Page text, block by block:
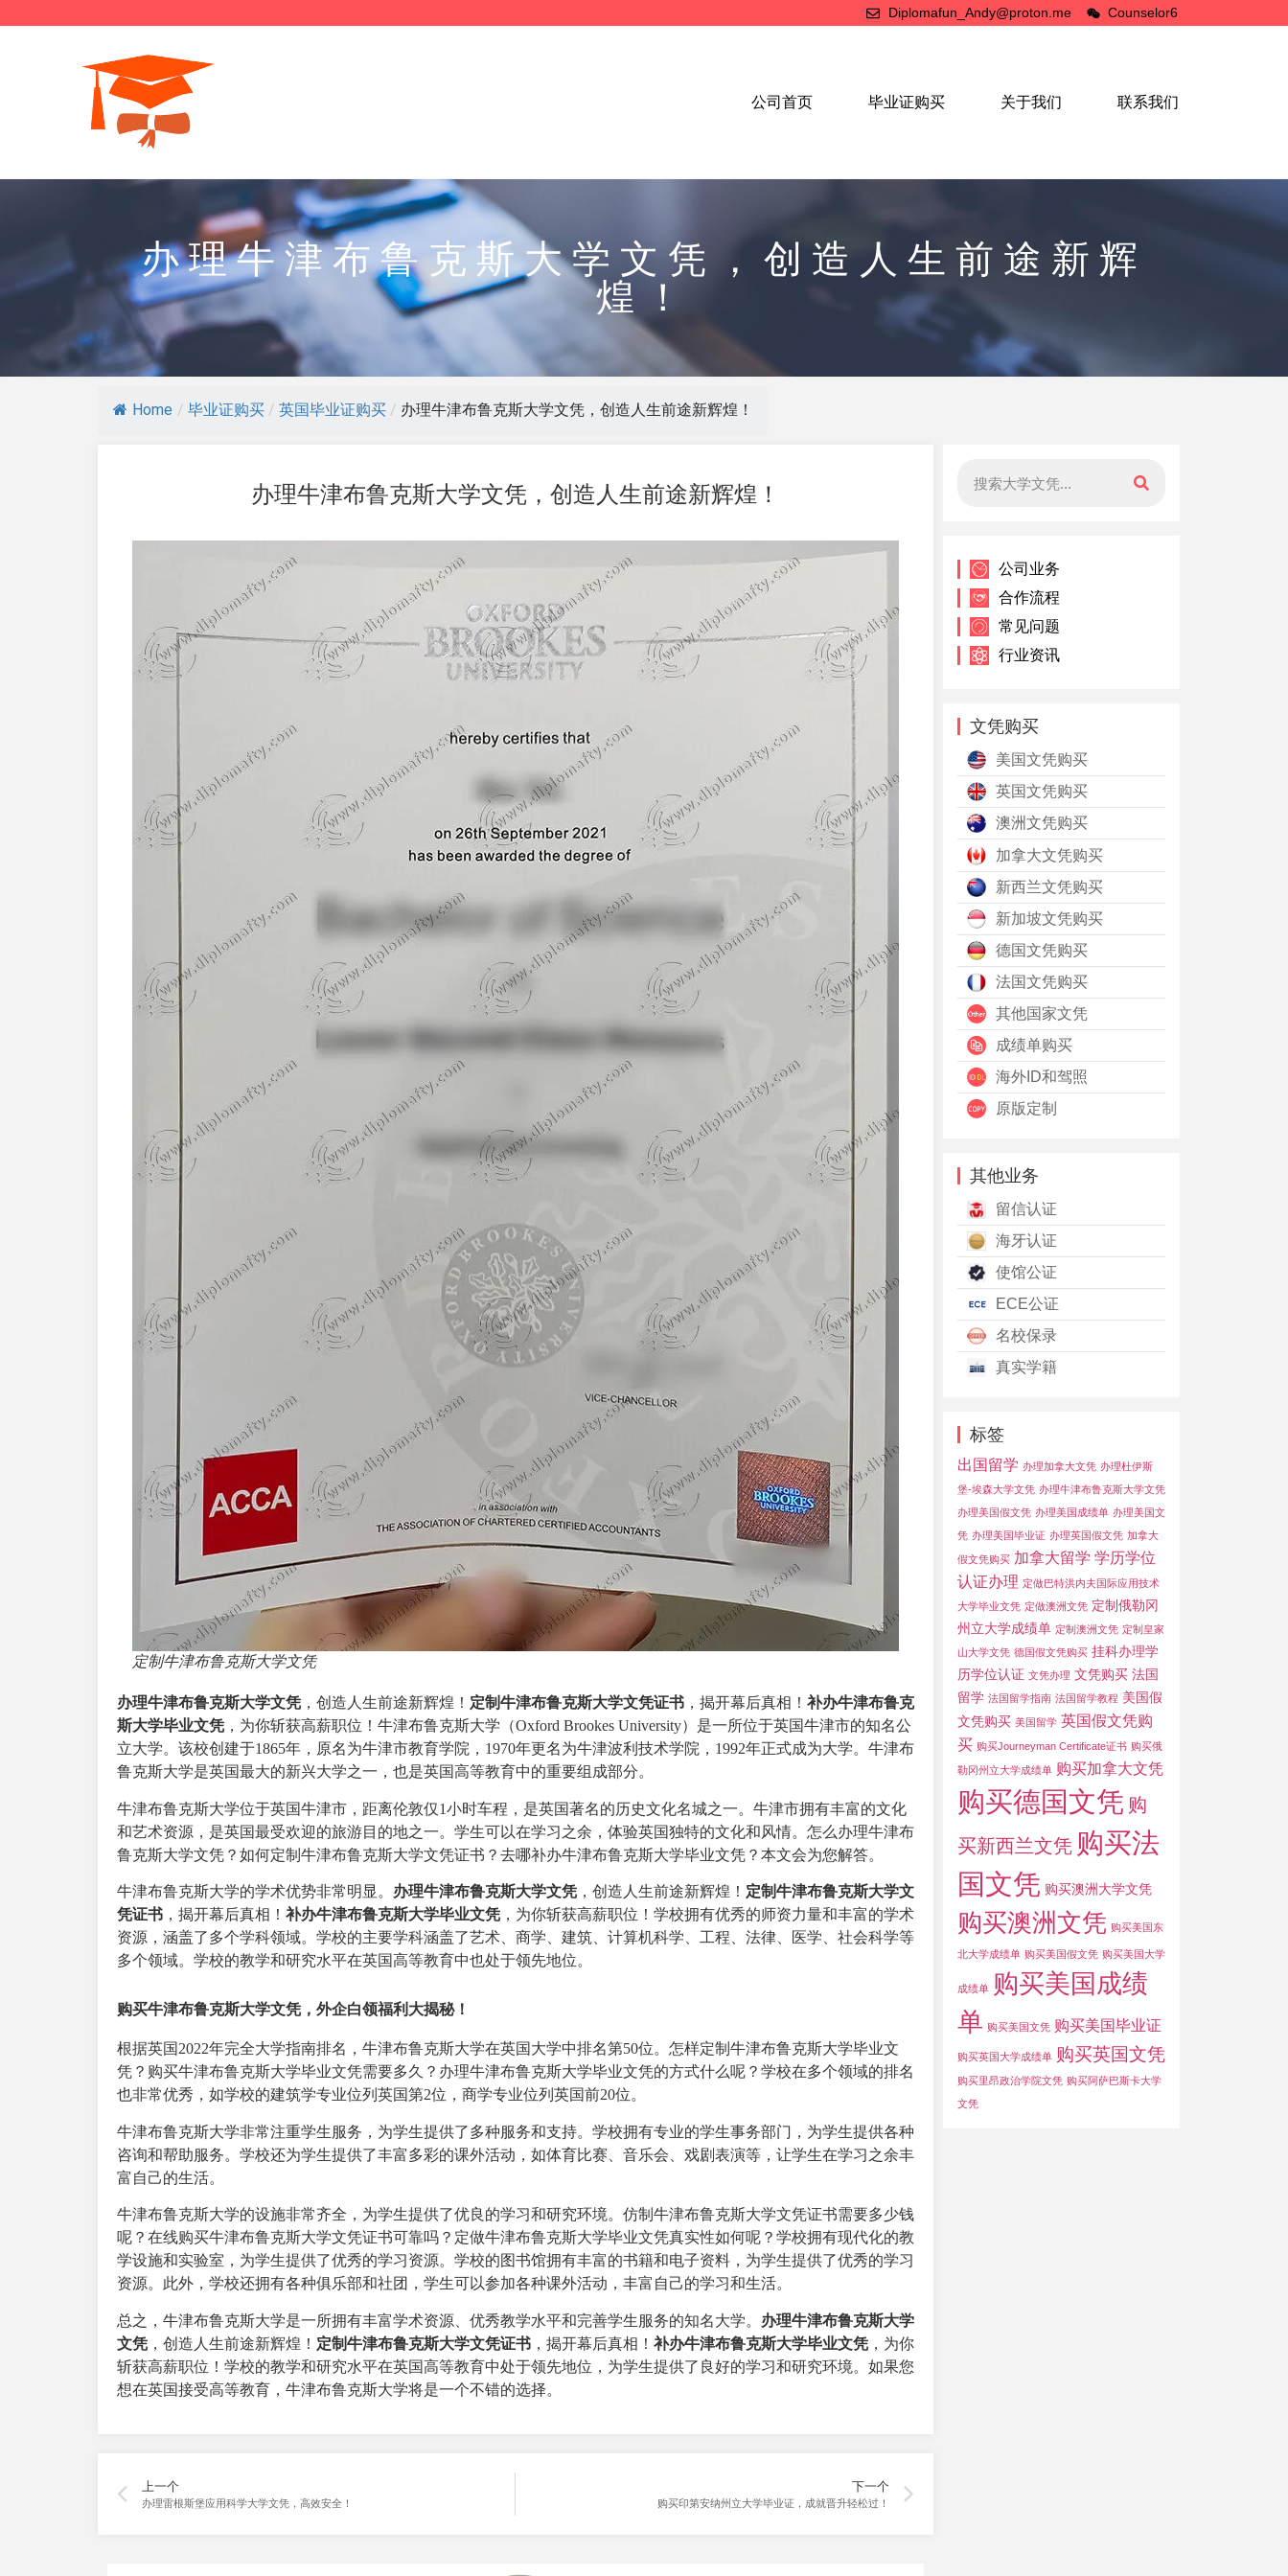
Diplomafun_Andy@proton.me Counselor6
公司首页 毕业证购买 关于我们 联系我们
办理牛津布鲁克斯大学文凭，创造人生前途新辉
煌！
Home / 毕业证购买 / 英国毕业证购买 / 办理牛津布鲁克斯大学文凭，创造人生前途新辉煌！
办理牛津布鲁克斯大学文凭，创造人生前途新辉煌！
定制牛津布鲁克斯大学文凭
办理牛津布鲁克斯大学文凭 ，创造人生前途新辉煌！ 定制牛津布鲁克斯大学文凭证书 ，揭开幕后真相！ 补办牛津布鲁克
斯大学毕业文凭 ，为你斩获高薪职位！牛津布鲁克斯大学（Oxford Brookes University）是一所位于英国牛津市的知名公
立大学。该校创建于1865年，原名为牛津市教育学院，1970年更名为牛津波利技术学院，1992年正式成为大学。牛津布
鲁克斯大学是英国最大的新兴大学之一，也是英国高等教育中的重要组成部分。
牛津布鲁克斯大学位于英国牛津市，距离伦敦仅1小时车程，是英国著名的历史文化名城之一。牛津市拥有丰富的文化
和艺术资源，是英国最受欢迎的旅游目的地之一。学生可以在学习之余，体验英国独特的文化和风情。怎么办理牛津布
鲁克斯大学文凭？如何定制牛津布鲁克斯大学文凭证书？去哪补办牛津布鲁克斯大学毕业文凭？本文会为您解答。
牛津布鲁克斯大学的学术优势非常明显。 办理牛津布鲁克斯大学文凭 ，创造人生前途新辉煌！ 定制牛津布鲁克斯大学文
凭证书 ，揭开幕后真相！ 补办牛津布鲁克斯大学毕业文凭 ，为你斩获高薪职位！学校拥有优秀的师资力量和丰富的学术
资源，涵盖了多个学科领域。学校的主要学科涵盖了艺术、商学、建筑、计算机科学、工程、法律、医学、社会科学等
多个领域。学校的教学和研究水平在英国高等教育中也处于领先地位。
购买牛津布鲁克斯大学文凭，外企白领福利大揭秘！
根据英国2022年完全大学指南排名，牛津布鲁克斯大学在英国大学中排名第50位。怎样定制牛津布鲁克斯大学毕业文
凭？购买牛津布鲁克斯大学毕业文凭需要多久？办理牛津布鲁克斯大学毕业文凭的方式什么呢？学校在多个领域的排名
也非常优秀，如学校的建筑学专业位列英国第2位，商学专业位列英国前20位。
牛津布鲁克斯大学非常注重学生服务，为学生提供了多种服务和支持。学校拥有专业的学生事务部门，为学生提供各种
咨询和帮助服务。学校还为学生提供了丰富多彩的课外活动，如体育比赛、音乐会、戏剧表演等，让学生在学习之余丰
富自己的生活。
牛津布鲁克斯大学的设施非常齐全，为学生提供了优良的学习和研究环境。仿制牛津布鲁克斯大学文凭证书需要多少钱
呢？在线购买牛津布鲁克斯大学文凭证书可靠吗？定做牛津布鲁克斯大学毕业文凭真实性如何呢？学校拥有现代化的教
学设施和实验室，为学生提供了优秀的学习资源。学校的图书馆拥有丰富的书籍和电子资料，为学生提供了优秀的学习
资源。此外，学校还拥有各种俱乐部和社团，学生可以参加各种课外活动，丰富自己的学习和生活。
总之，牛津布鲁克斯大学是一所拥有丰富学术资源、优秀教学水平和完善学生服务的知名大学。 办理牛津布鲁克斯大学
文凭 ，创造人生前途新辉煌！ 定制牛津布鲁克斯大学文凭证书 ，揭开幕后真相！ 补办牛津布鲁克斯大学毕业文凭 ，为你
斩获高薪职位！学校的教学和研究水平在英国高等教育中处于领先地位，为学生提供了良好的学习和研究环境。如果您
想在英国接受高等教育，牛津布鲁克斯大学将是一个不错的选择。
上一个
办理雷根斯堡应用科学大学文凭，高效安全！
下一个
购买印第安纳州立大学毕业证，成就晋升轻松过！
公司业务
合作流程
常见问题
行业资讯
文凭购买
美国文凭购买
英国文凭购买
澳洲文凭购买
加拿大文凭购买
新西兰文凭购买
新加坡文凭购买
德国文凭购买
法国文凭购买
其他国家文凭
成绩单购买
海外ID和驾照
原版定制
其他业务
留信认证
海牙认证
使馆公证
ECE公证
名校保录
真实学籍
标签
出国留学 办理加拿大文凭 办理杜伊斯
堡-埃森大学文凭 办理牛津布鲁克斯大学文凭
办理美国假文凭 办理美国成绩单 办理美国文
凭 办理美国毕业证 办理英国假文凭 加拿大
假文凭购买 加拿大留学 学历学位
认证办理 定做巴特洪内夫国际应用技术
大学毕业文凭 定做澳洲文凭 定制俄勒冈
州立大学成绩单 定制澳洲文凭 定制皇家
山大学文凭 德国假文凭购买 挂科办理学
历学位认证 文凭办理 文凭购买 法国
留学 法国留学指南 法国留学教程 美国假
文凭购买 美国留学 英国假文凭购
买 购买Journeyman Certificate证书 购买俄
勒冈州立大学成绩单 购买加拿大文凭
购买德国文凭 购
买新西兰文凭 购买法
国文凭 购买澳洲大学文凭
购买澳洲文凭 购买美国东
北大学成绩单 购买美国假文凭 购买美国大学
成绩单 购买美国成绩
单 购买美国文凭 购买美国毕业证
购买英国大学成绩单 购买英国文凭
购买里昂政治学院文凭 购买阿萨巴斯卡大学
文凭